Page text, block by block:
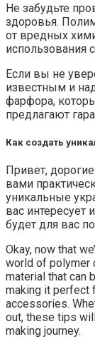
Не забудьте
здоровья.
от вредных
использования
Если вы не
известным и
фарфора,
предлагают
Как создать
Привет,
вами
уникальные
вас интересует
будет для вас
Okay, now that
world of polymer
material that can
making it perfect
accessories.
out, these tips
making journey.